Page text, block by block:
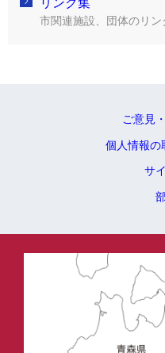
市関連施設、団体のリン
ご意見
個人情報の
サ